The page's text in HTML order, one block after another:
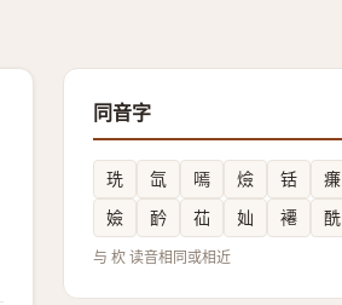
同音字
珗 氙 嘕 㷿 铦
㾾
嬐
䩂 苮 奾 褼 酰
与 杴 读音相同或相近